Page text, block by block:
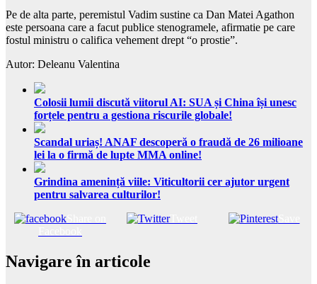
Pe de alta parte, peremistul Vadim sustine ca Dan Matei Agathon
este persoana care a facut publice stenogramele, afirmatie pe care
fostul ministru o califica vehement drept “o prostie”.
Autor: Deleanu Valentina
Colosii lumii discută viitorul AI: SUA și China își unesc
forțele pentru a gestiona riscurile globale!
Scandal uriaș! ANAF descoperă o fraudă de 26 milioane
lei la o firmă de lupte MMA online!
Grindina amenință viile: Viticultorii cer ajutor urgent
pentru salvarea culturilor!
Tweet Save
Navigare în articole